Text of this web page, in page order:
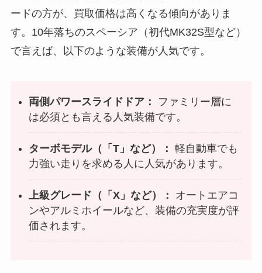
ードの方が、買取価格は高くなる傾向がありま
す。10年落ちのスペーシア（初代MK32S型など）
で言えば、以下のような装備が人気です。
両側パワースライドドア：
ファミリー層に
は必須とも言える人気装備です。
ターボモデル（「T」など）： 軽自動車でも
力強い走りを求める人に人気があります。
上級グレード（「X」など）：
オートエアコ
ンやアルミホイールなど、装備の充実度が評
価されます。